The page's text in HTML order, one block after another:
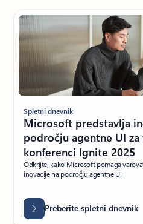
Prikazan diapozitiv 1 od 12
Spletni dnevnik
Microsoft predstavlja
področju agentne UI za
konferenci Ignite 2025
Odkrijte, kako Microsoft pomaga
inovacije na področju agentne UI
Preberite spletni dnevnik